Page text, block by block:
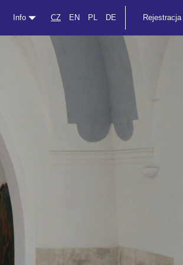
Info CZ EN PL DE Rejestracja